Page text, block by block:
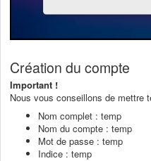
Création du compte
Important !
Nous vous conseillons de mettre
Nom complet : temp
Nom du compte : temp
Mot de passe : temp
Indice : temp